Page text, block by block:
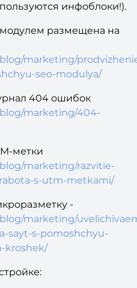
инфоблоки!).
размещена на
marketing/
seo-modulya/
404 ошибок
marketing/404-
метки
marketing/razvitie-
s-utm-metkami/
-
marketing/
sayt-s-pomoshchyu-
kroshek/